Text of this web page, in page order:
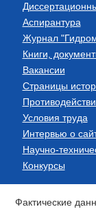
Аспирантура
Журнал
Книги,
Вакансии
Страницы
Условия труда
Интервью о
Научно-
Конкурсы
Фактические